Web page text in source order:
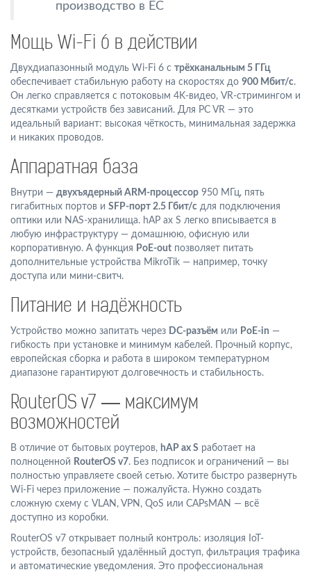
производство в ЕС
Мощь Wi-Fi 6 в действии
Двухдиапазонный модуль Wi-Fi 6 с трёхканальным 5 ГГц
обеспечивает стабильную работу на скоростях до 900 Мбит/с.
Он легко справляется с потоковым 4K-видео, VR-стримингом и
десятками устройств без зависаний. Для PC VR — это
идеальный вариант: высокая чёткость, минимальная задержка
и никаких проводов.
Аппаратная база
Внутри — двухъядерный ARM-процессор 950 МГц, пять
гигабитных портов и SFP-порт 2.5 Гбит/с для подключения
оптики или NAS-хранилища. hAP ax S легко вписывается в
любую инфраструктуру — домашнюю, офисную или
корпоративную. А функция PoE-out позволяет питать
дополнительные устройства MikroTik — например, точку
доступа или мини-свитч.
Питание и надёжность
Устройство можно запитать через DC-разъём или PoE-in —
гибкость при установке и минимум кабелей. Прочный корпус,
европейская сборка и работа в широком температурном
диапазоне гарантируют долговечность и стабильность.
RouterOS v7 — максимум
возможностей
В отличие от бытовых роутеров, hAP ax S работает на
полноценной RouterOS v7. Без подписок и ограничений — вы
полностью управляете своей сетью. Хотите быстро развернуть
Wi-Fi через приложение — пожалуйста. Нужно создать
сложную схему с VLAN, VPN, QoS или CAPsMAN — всё
доступно из коробки.
RouterOS v7 открывает полный контроль: изоляция IoT-
устройств, безопасный удалённый доступ, фильтрация трафика
и автоматические уведомления. Это профессиональная